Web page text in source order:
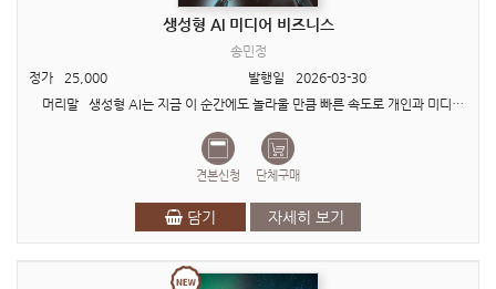
생성형 AI 미디어 비즈니스
송민정
정가
25,000 발행일
2026-03-30
머리말 생성형 AI는 지금 이 순간에도 놀라울 만큼 빠른 속도로 개인과 미디어 기업이 콘텐츠를 기획하고 제작하며 유통하는 방식 자체를 근본적으로 바꾸고 있다. 사람만이..
견본신청 단체구매
담기 자세히 보기